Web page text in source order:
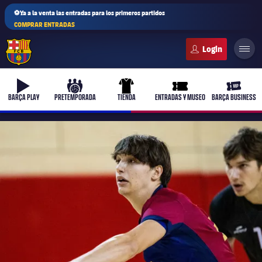
⚽Ya a la venta las entradas para los primeros partidos
COMPRAR ENTRADAS
b-play
BARÇA PLAY
culers-ball
PRETEMPORADA
uniform
TIENDA
ticket-full
ENTRADAS Y MUSEO
ticket-
BARÇA BUSINESS